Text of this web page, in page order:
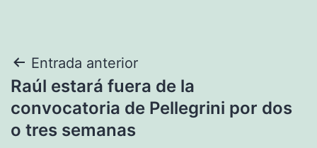
Navegación
de
entradas
Entrada anterior
Raúl estará fuera de la
convocatoria de Pellegrini por dos
o tres semanas